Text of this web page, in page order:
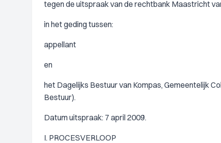
tegen de uitspraak van de rechtbank Maastricht
in het geding tussen:
appellant
en
het Dagelijks Bestuur van Kompas, Gemeentelijk
Bestuur).
Datum uitspraak: 7 april 2009.
I. PROCESVERLOOP